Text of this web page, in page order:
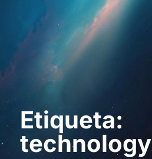
Etiqueta:
technology